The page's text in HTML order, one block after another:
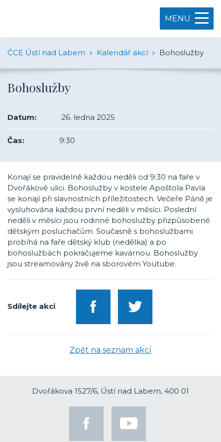
MENU
ČCE Ústí nad Labem Kalendář akcí Bohoslužby
Bohoslužby
Datum: 26. ledna 2025
Čas: 9:30
Konají se pravidelně každou neděli od 9:30 na faře v
Dvořákově ulici. Bohoslužby v kostele Apoštola Pavla
se konají při slavnostních příležitostech. Večeře Páně je
vysluhována každou první neděli v měsíci. Poslední
neděli v měsíci jsou rodinné bohoslužby přizpůsobené
dětským posluchačům. Současně s bohoslužbami
probíhá na faře dětský klub (nedělka) a po
bohoslužbách pokračujeme kavárnou. Bohoslužby
jsou streamovány živě na sborovém Youtube.
Sdílejte akci
Zpět na seznam akcí
Dvořákova 1527/6, Ústí nad Labem, 400 01